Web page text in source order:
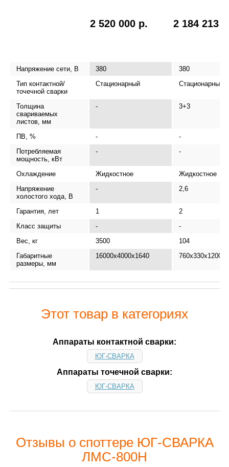
2 520 000 р. 2 184 213
Напряжение сети, В 380
380
Тип контактной/
точечной сварки
Стационарный Стационарный
Толщина
свариваемых
листов, мм
- 3+3
ПВ, % -
-
Потребляемая
мощность, кВт
- -
Охлаждение Жидкостное
Жидкостное
Напряжение
холостого хода, В
- 2,6
Гарантия, лет 1
2
Класс защиты
-
-
Вес, кг
3500
104
Габаритные
размеры, мм
16000x4000x1640 760x330x1200
Этот товар в категориях
Аппараты контактной сварки:
ЮГ-СВАРКА
Аппараты точечной сварки:
ЮГ-СВАРКА
Отзывы о споттере ЮГ-СВАРКА
ЛМС-800Н